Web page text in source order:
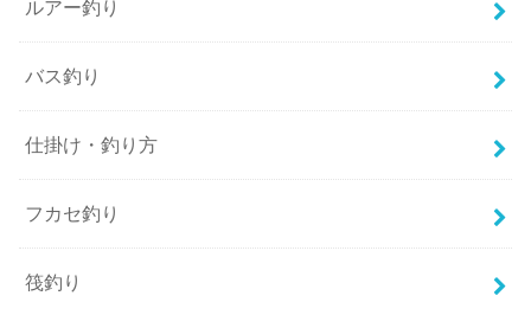
ルアー釣り
バス釣り
仕掛け・釣り方
フカセ釣り
筏釣り